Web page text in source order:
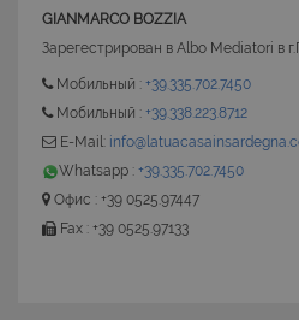
GIANMARCO BOZZIA
Зарегестрирован в Albo Mediatori в
Мобильный : +39.335.702.7450
Мобильный : +39.338.223.8712
E-Mail:
Whatsapp : +39.335.702.7450
Офис : +39 0525.97447
Fax : +39 0525.97133